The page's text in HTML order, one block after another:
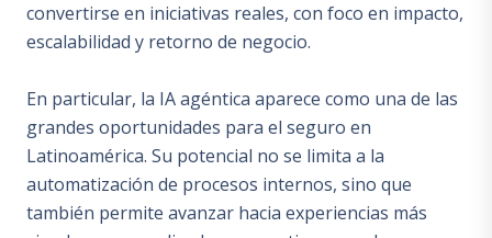
convertirse en iniciativas reales, con foco en impacto,
escalabilidad y retorno de negocio.
En particular, la IA agéntica aparece como una de las
grandes oportunidades para el seguro en
Latinoamérica. Su potencial no se limita a la
automatización de procesos internos, sino que
también permite avanzar hacia experiencias más